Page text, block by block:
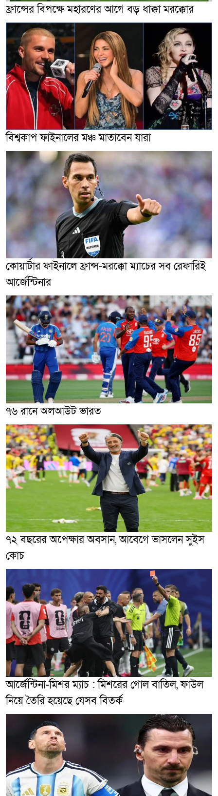
ফ্রান্সের বিপক্ষে মহারণের আগে বড় ধাক্কা মরক্কোর
বিশ্বকাপ ফাইনালের মঞ্চ মাতাবেন যারা
কোয়ার্টার ফাইনালে ফ্রান্স-মরক্কো ম্যাচের সব রেফারিই
আর্জেন্টিনার
৭৬ রানে অলআউট ভারত
৭২ বছরের অপেক্ষার অবসান, আবেগে ভাসলেন সুইস
কোচ
আর্জেন্টিনা-মিশর ম্যাচ : মিশরের গোল বাতিল, ফাউল
নিয়ে তৈরি হয়েছে যেসব বিতর্ক